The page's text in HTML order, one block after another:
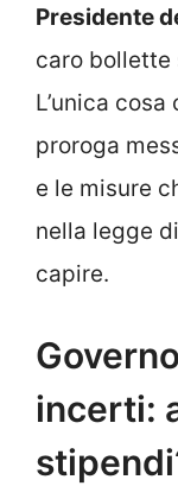
Presidente
caro bollette
L’unica
proroga
e le misure
nella legge
capire.
incerti: